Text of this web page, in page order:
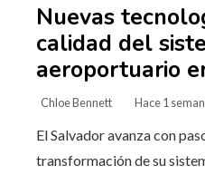
Nuevas
calidad del
aeroportuario
Chloe Bennett Hace 1
El Salvador avanza con
transformación de su